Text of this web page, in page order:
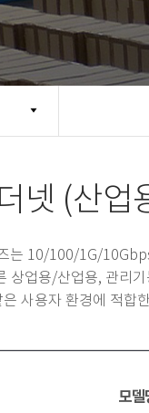
넷 (산업
는 10/100/1G/
상업용/산업용, 관리
사용자 환경에 적합
모